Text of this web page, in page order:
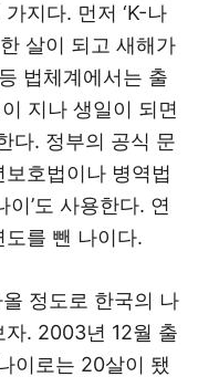
지다. 먼저 ‘K-나
살이 되고 새해가
법체계에서는 출
지나 생일이 되면
다. 정부의 공식 문
호법이나 병역법
’도 사용한다. 연
를 뺀 나이다.
올 정도로 한국의 나
자. 2003년 12월 출
이로는 20살이 됐